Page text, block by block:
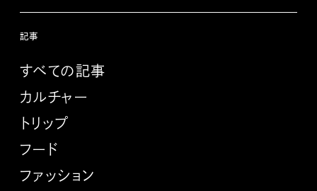
記事
すべての記事
カルチャー
トリップ
フード
ファッション